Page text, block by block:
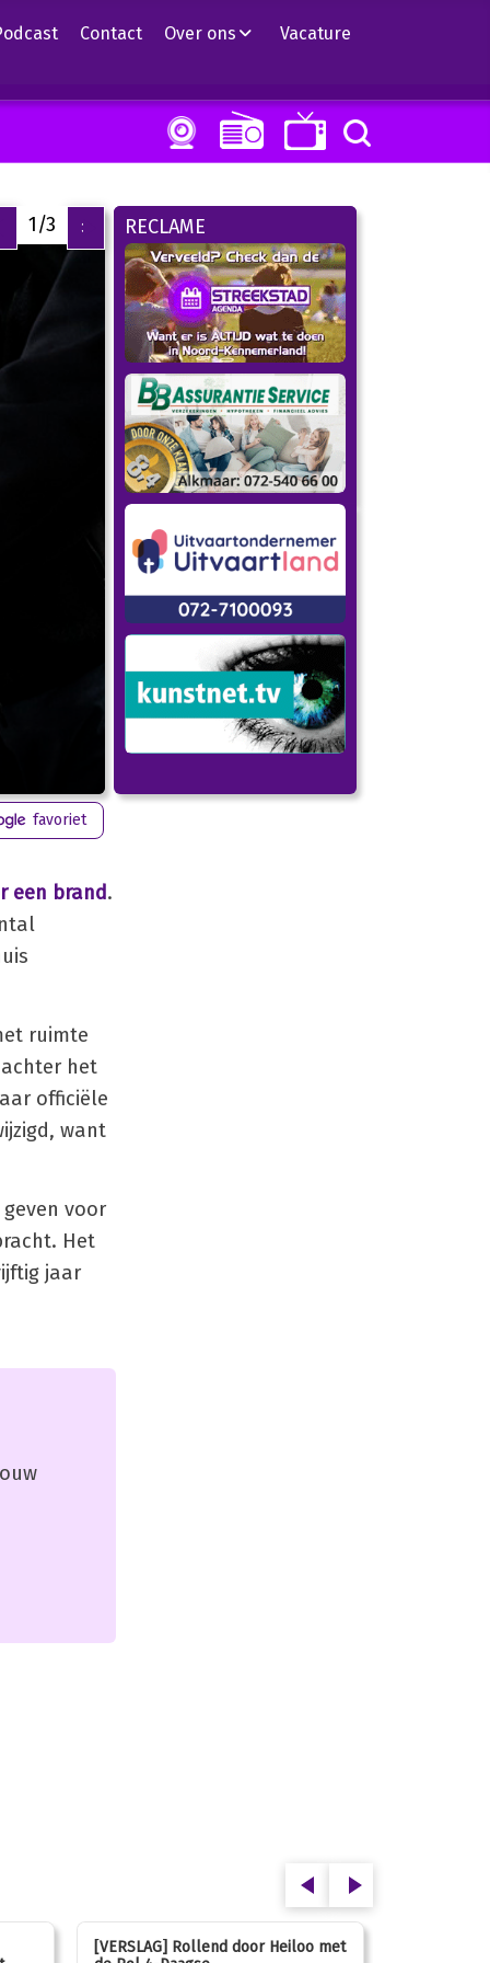
Contact Over ons Vacature
RECLAME
>
1/3
favoriet
een brand.
ruimte
het
officiële
want
voor
Het
jaar
[VERSLAG] Rollend door Heiloo met